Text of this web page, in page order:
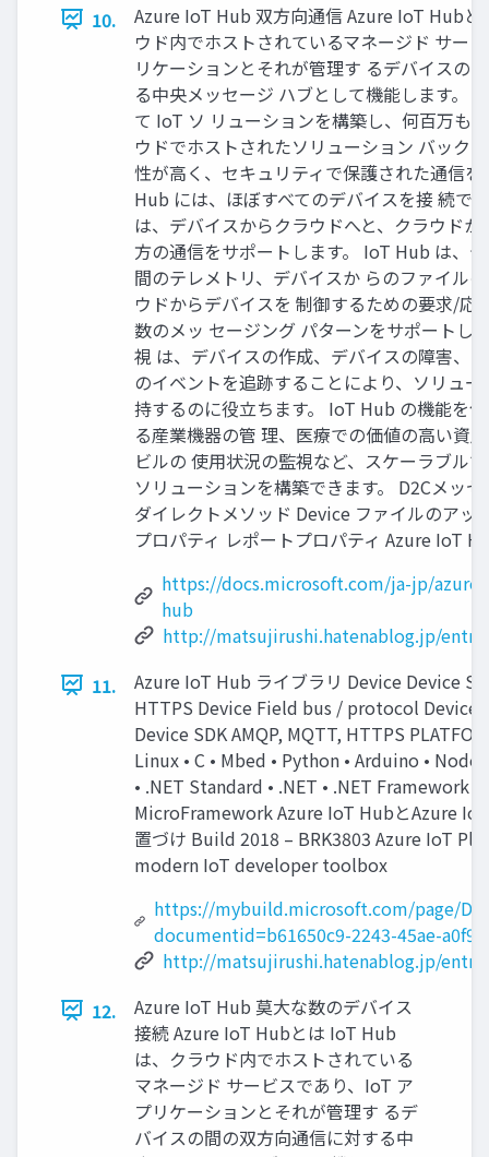
10.
Azure IoT Hub 双方向通信 Azure IoT Hub
ウド内でホストされているマネージド サー
リケーションとそれが管理す るデバイスの
る中央メッセージ ハブとして機能します。
て IoT ソ リューションを構築し、何百万も
ウドでホストされたソリューション バック
性が高く、セキュリティで保護された通信
Hub には、ほぼすべてのデバイスを接 続で
は、デバイスからクラウドへと、クラウド
方の通信をサポートします。 IoT Hub は、
間のテレメトリ、デバイスか らのファイル
ウドからデバイスを 制御するための要求/応
数のメッ セージング パターンをサポートし
視 は、デバイスの作成、デバイスの障害、
のイベントを追跡することにより、ソリュ
持するのに役立ちます。 IoT Hub の機能を
る産業機器の管 理、医療での価値の高い資
ビルの 使用状況の監視など、スケーラブル
ソリューションを構築できます。 D2Cメッ
ダイレクトメソッド Device ファイルのアッ
プロパティ レポートプロパティ Azure IoT
https://docs.microsoft.com/ja-jp/
hub
http://matsujirushi.hatenablog.jp/
11.
Azure IoT Hub ライブラリ Device Device
HTTPS Device Field bus / protocol Device
Device SDK AMQP, MQTT, HTTPS
Linux • C • Mbed • Python • Arduino •
• .NET Standard • .NET • .NET Framework •
MicroFramework Azure IoT HubとAzure
置づけ Build 2018 – BRK3803 Azure IoT
modern IoT developer toolbox
https://mybuild.microsoft.com/page/
documentid=b61650c9-2243-45ae-a0f9-
http://matsujirushi.hatenablog.jp/
12.
Azure IoT Hub 莫大な数のデバイス
接続 Azure IoT Hubとは IoT Hub
は、クラウド内でホストされている
マネージド サービスであり、IoT ア
プリケーションとそれが管理す るデ
バイスの間の双方向通信に対する中